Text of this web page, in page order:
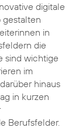
digitale
gestalten
in
die
sind wichtige
im
hinaus
in kurzen
Berufsfelder.